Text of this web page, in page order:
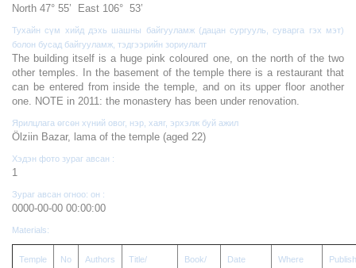
North 47° 55’ East 106° 53’
Тухайн сүм хийд дэхь шашны байгууламж (дацан сургууль, суварга гэх мэт)
болон бусад байгууламж, тэдгээрийн зориулалт
The building itself is a huge pink coloured one, on the north of the two
other temples. In the basement of the temple there is a restaurant that
can be entered from inside the temple, and on its upper floor another
one. NOTE in 2011: the monastery has been under renovation.
Ярилцлага өгсөн хүний овог, нэр, хаяг, эрхэлж буй ажил
Ölziin Bazar, lama of the temple (aged 22)
Хэдэн фото зураг авсан :
1
Зураг авсан огноо: он :
0000-00-00 00:00:00
Materials:
Temple
No
Authors
Title/
Book/
Date
Where